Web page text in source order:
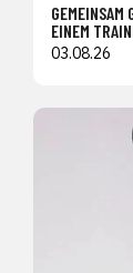
GEMEINSAM
EINEM
03.08.26